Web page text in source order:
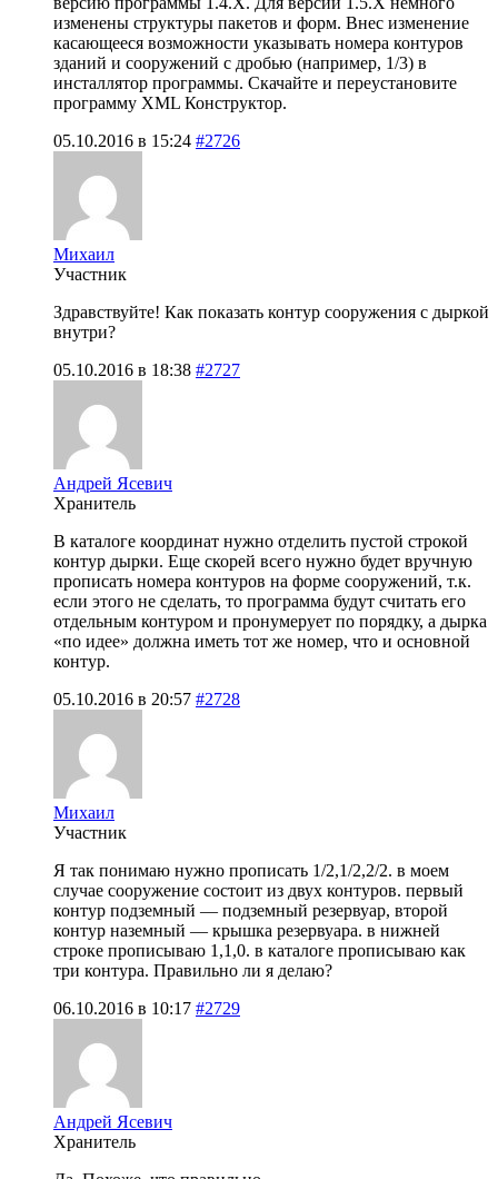
изменены структуры пакетов и форм. Внес изменение
касающееся возможности указывать номера контуров
зданий и сооружений с дробью (например, 1/3) в
инсталлятор программы. Скачайте и переустановите
программу XML Конструктор.
05.10.2016 в 15:24 #2726
Михаил
Участник
Здравствуйте! Как показать контур сооружения с дыркой
внутри?
05.10.2016 в 18:38 #2727
Андрей Ясевич
Хранитель
В каталоге координат нужно отделить пустой строкой
контур дырки. Еще скорей всего нужно будет вручную
прописать номера контуров на форме сооружений, т.к.
если этого не сделать, то программа будут считать его
отдельным контуром и пронумерует по порядку, а дырка
«по идее» должна иметь тот же номер, что и основной
контур.
05.10.2016 в 20:57 #2728
Михаил
Участник
Я так понимаю нужно прописать 1/2,1/2,2/2. в моем
случае сооружение состоит из двух контуров. первый
контур подземный — подземный резервуар, второй
контур наземный — крышка резервуара. в нижней
строке прописываю 1,1,0. в каталоге прописываю как
три контура. Правильно ли я делаю?
06.10.2016 в 10:17 #2729
Андрей Ясевич
Хранитель